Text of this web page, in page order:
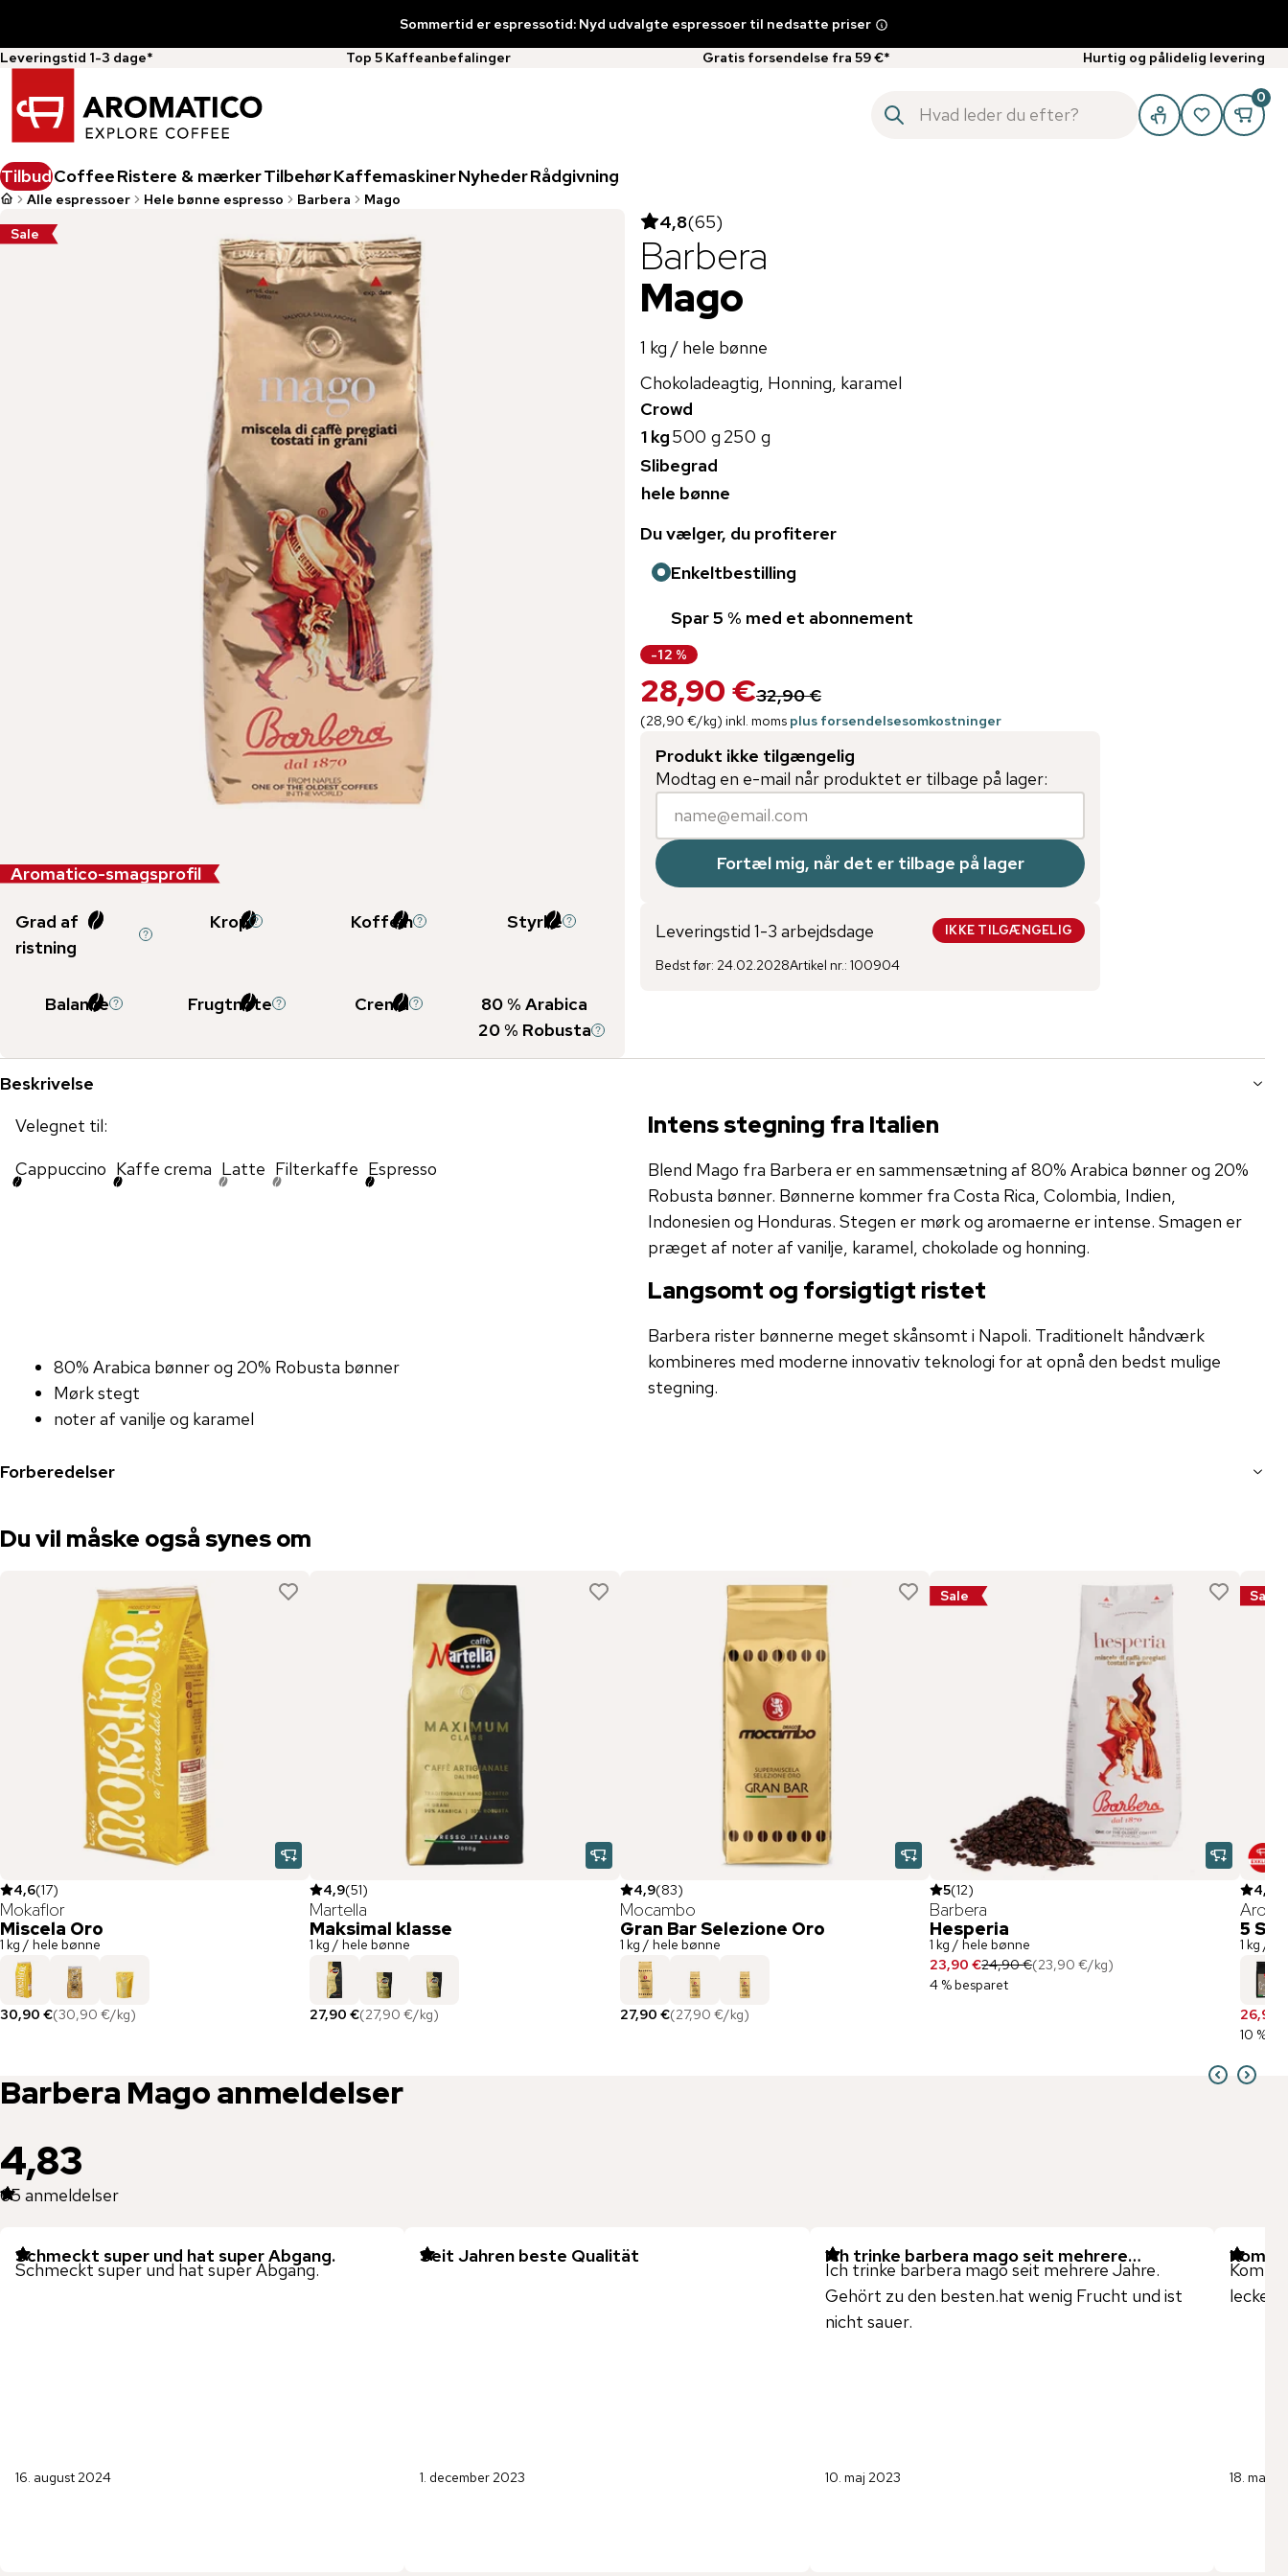
Sommertid er espressotid: Nyd udvalgte espressoer til nedsatte priser
Leveringstid 1-3 dage*
Top 5 Kaffeanbefalinger Gratis forsendelse fra 59 €* Hurtig og pålidelig levering
0
TilbudCoffeeRistere & mærkerTilbehørKaffemaskinerNyhederRådgivning
Alle espressoer Hele bønne espresso Barbera
Mago
Sale
Aromatico-smagsprofil
Grad af
ristning
Krop Koffein Styrke
Balance Frugtnote Crema 80% Arabica
20% Robusta
4,8(65)
Barbera
Mago
1 kg / hele bønne
Chokoladeagtig, Honning, karamel
Crowd
1 kg500 g 250 g
Slibegrad
hele bønne
Du vælger, du profiterer
Enkeltbestilling
Spar 5 % med et abonnement
-12 %
28,90 €32,90 €
(28,90 €/kg) inkl. moms plus forsendelsesomkostninger
Produkt ikke tilgængelig
Modtag en e-mail når produktet er tilbage på lager:
Fortæl mig, når det er tilbage på lager
Leveringstid 1-3 arbejdsdage IKKE TILGÆNGELIG
Bedst før: 24.02.2028Artikel nr.: 100904
Beskrivelse
Velegnet til:
Cappuccino Kaffe crema Latte Filterkaffe Espresso
80% Arabica bønner og 20% ​​Robusta bønner
Mørk stegt
noter af vanilje og karamel
Intens stegning fra Italien
Blend Mago fra Barbera er en sammensætning af 80% Arabica bønner og 20%
​​Robusta bønner. Bønnerne kommer fra Costa Rica, Colombia, Indien,
Indonesien og Honduras. Stegen er mørk og aromaerne er intense. Smagen er
præget af noter af vanilje, karamel, chokolade og honning.
Langsomt og forsigtigt ristet
Barbera rister bønnerne meget skånsomt i Napoli. Traditionelt håndværk
kombineres med moderne innovativ teknologi for at opnå den bedst mulige
stegning.
Forberedelser
Du vil måske også synes om
4,6(17)
Mokaflor
Miscela Oro
1 kg / hele bønne
30,90 €(30,90 €/kg)
4,9(51)
Martella
Maksimal klasse
1 kg / hele bønne
27,90 €(27,90 €/kg)
4,9(83)
Mocambo
Gran Bar Selezione Oro
1 kg / hele bønne
27,90 €(27,90 €/kg)
Sale
5(12)
Barbera
Hesperia
1 kg / hele bønne
23,90 €24,90 €(23,90 €/kg)
4 % besparet
Sale
4,8
5
1 kg /
26,90
10 %
Barbera Magoanmeldelser
4,83
65 anmeldelser
Schmeckt super und hat super Abgang.
Schmeckt super und hat super Abgang.
16. august 2024
Seit Jahren beste Qualität
1. december 2023
Ich trinke barbera mago seit mehrere…
Ich trinke barbera mago seit mehrere Jahre.
Gehört zu den besten.hat wenig Frucht und ist
nicht sauer.
10. maj 2023
lecker,
18. marts